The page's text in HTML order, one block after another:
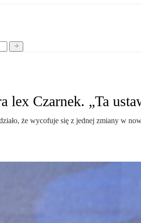
lex Czarnek. „Ta
że wycofuje się z jednej zmiany w